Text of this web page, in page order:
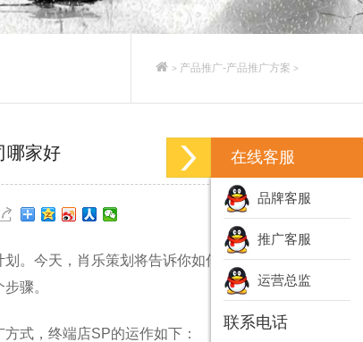
> 产品推广-产品推广方案 >
哪家好
。今天，肖乐策划将告诉你如何在产品上市
骤。
式，终端店SP的运作如下：
在线客服
品牌客服
推广客服
运营总监
联系电话